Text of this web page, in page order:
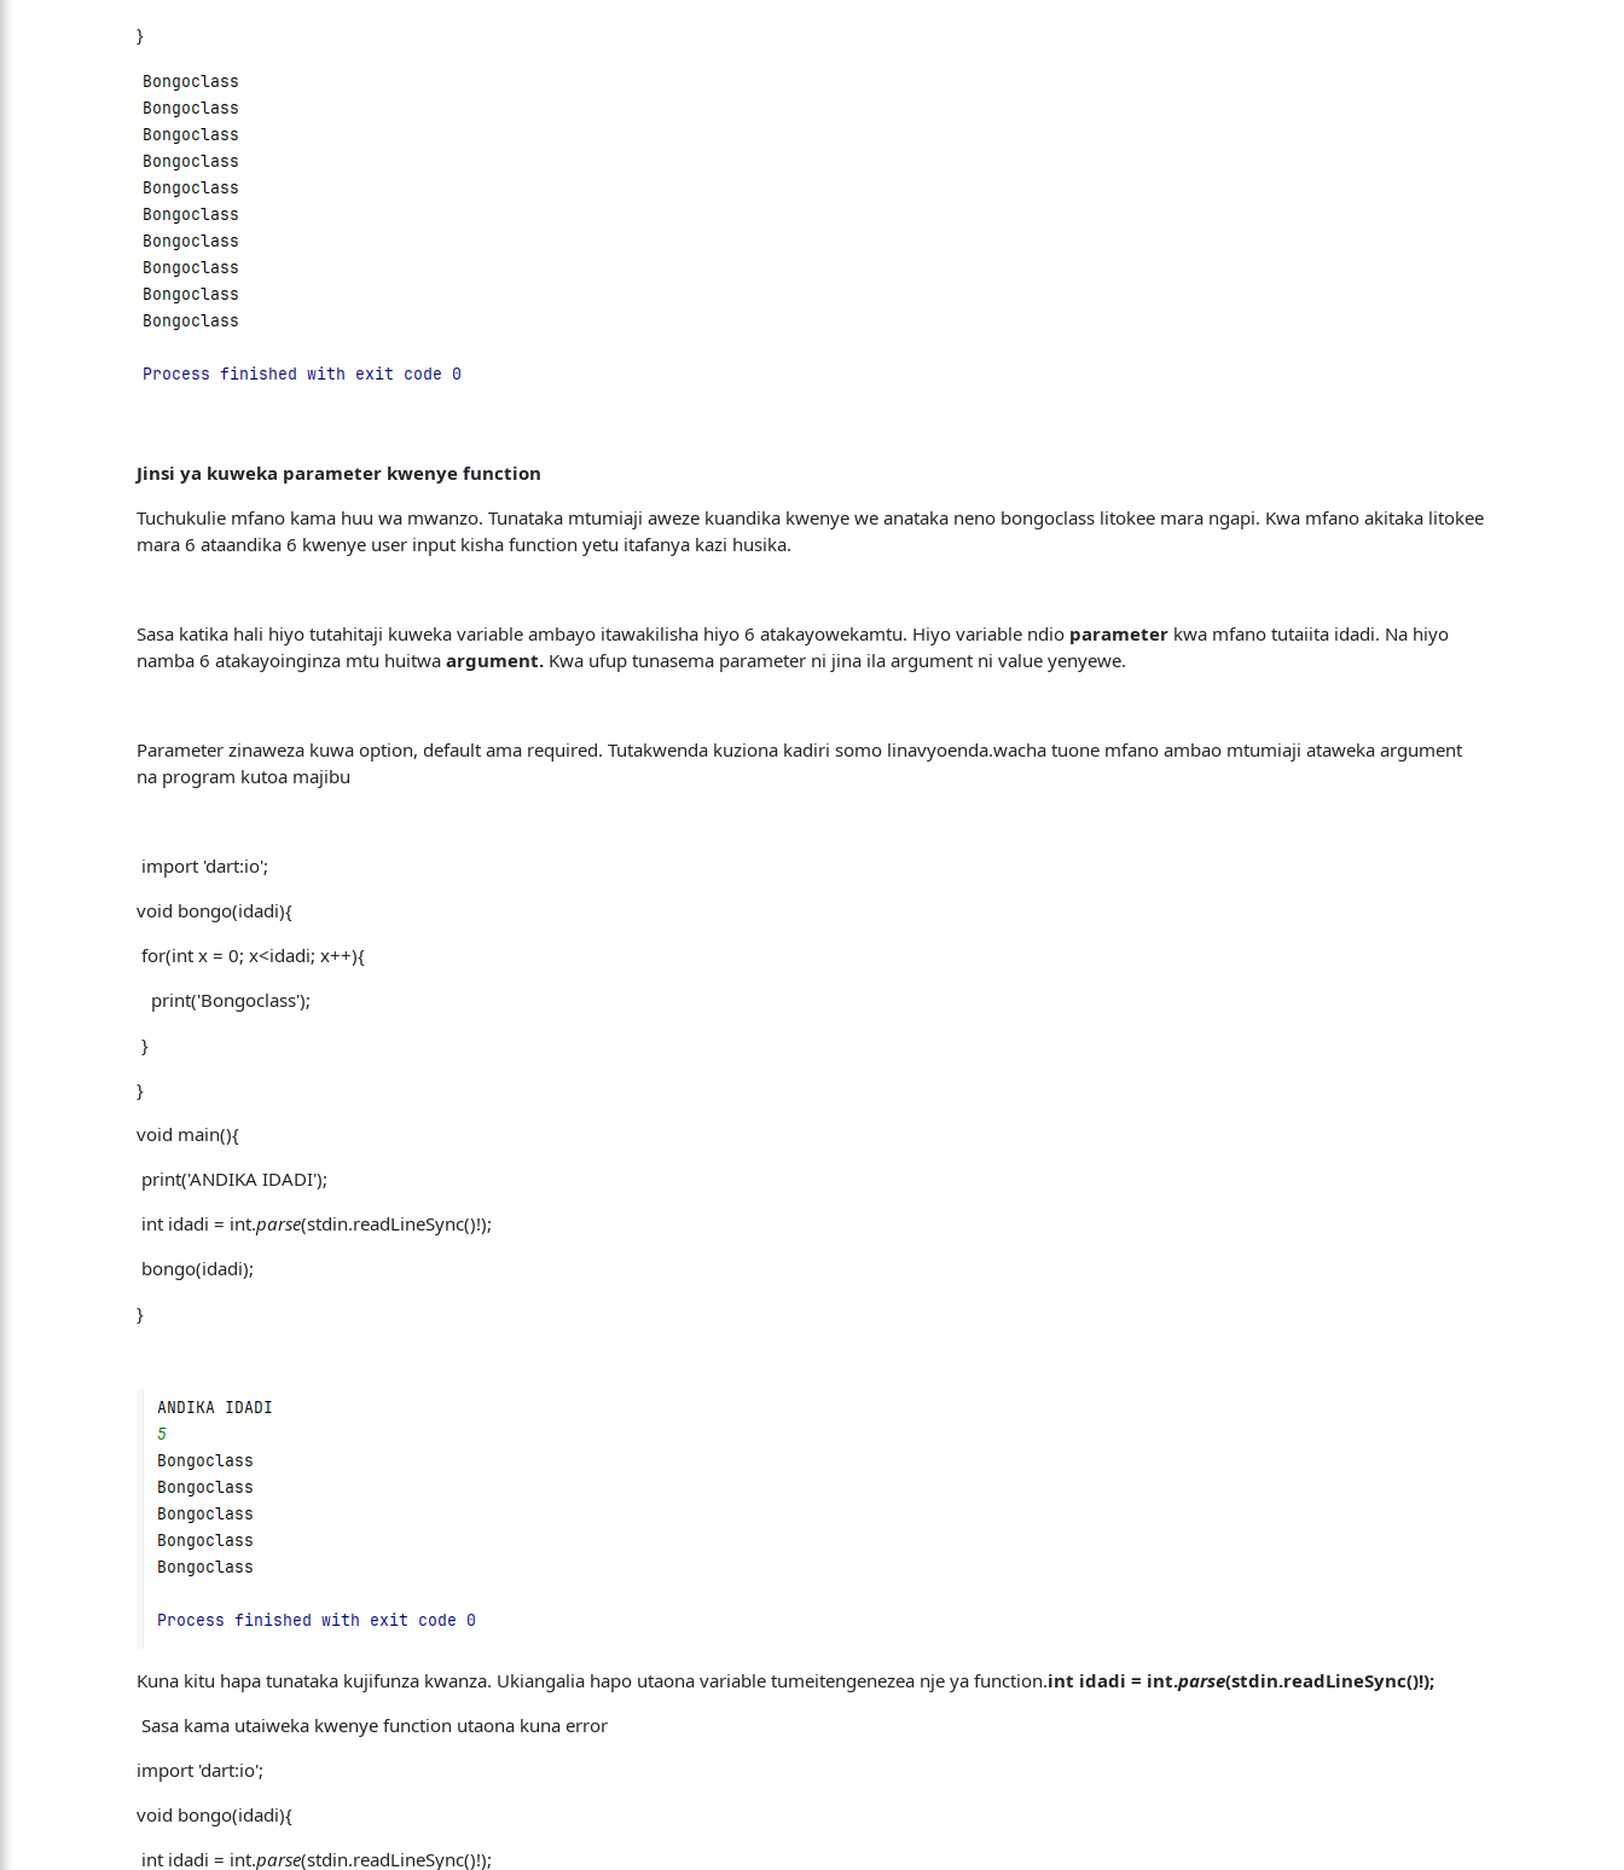
}
Jinsi ya kuweka parameter kwenye function
Tuchukulie mfano kama huu wa mwanzo. Tunataka mtumiaji aweze kuandika kwenye we anataka neno bongoclass litokee mara ngapi. Kwa mfano akitaka litokee
mara 6 ataandika 6 kwenye user input kisha function yetu itafanya kazi husika.
Sasa katika hali hiyo tutahitaji kuweka variable ambayo itawakilisha hiyo 6 atakayowekamtu. Hiyo variable ndio parameter kwa mfano tutaiita idadi. Na hiyo
namba 6 atakayoinginza mtu huitwaargument. Kwa ufup tunasema parameter ni jina ila argument ni value yenyewe.
Parameter zinaweza kuwa option, default ama required. Tutakwenda kuziona kadiri somo linavyoenda.wacha tuone mfano ambao mtumiaji ataweka argument
na program kutoa majibu
import 'dart:io';
void bongo(idadi){
for(int x = 0; x<idadi; x++){
print('Bongoclass');
}
}
void main(){
print('ANDIKA IDADI');
int idadi = int.parse(stdin.readLineSync()!);
bongo(idadi);
}
Kuna kitu hapa tunataka kujifunza kwanza. Ukiangalia hapo utaona variable tumeitengenezea nje ya function.int idadi= int.parse(stdin.readLineSync()!);
Sasa kama utaiweka kwenye function utaona kuna error
import 'dart:io';
void bongo(idadi){
int idadi = int.parse(stdin.readLineSync()!);